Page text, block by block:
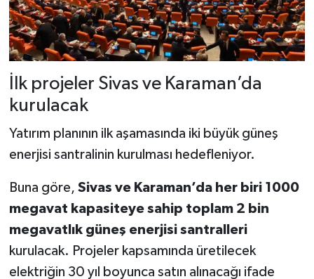
İlk projeler Sivas ve Karaman’da
kurulacak
Yatırım planının ilk aşamasında iki büyük güneş
enerjisi santralinin kurulması hedefleniyor.
Buna göre, Sivas ve Karaman’da her biri 1000
megavat kapasiteye sahip toplam 2 bin
megavatlık güneş enerjisi santralleri
kurulacak. Projeler kapsamında üretilecek
elektriğin 30 yıl boyunca satın alınacağı ifade